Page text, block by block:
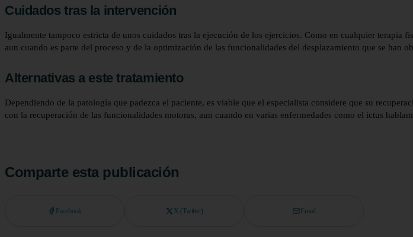
Cuidados tras la intervención
Igualmente tampoco estricta de unos cuidados tras la ejecución de los ejercicios. Como en cualquier terapia
aun cuando es parte del proceso y de la optimización de las funcionalidades del desplazamiento que se han
Alternativas a este tratamiento
Dependiendo de la patología que padezca el paciente, es viable que el especialista considere que su
con la recuperación de las funcionalidades motoras, aun cuando en varias enfermedades como el ictus
Comparte esta publicación
Facebook X (Twitter) Email